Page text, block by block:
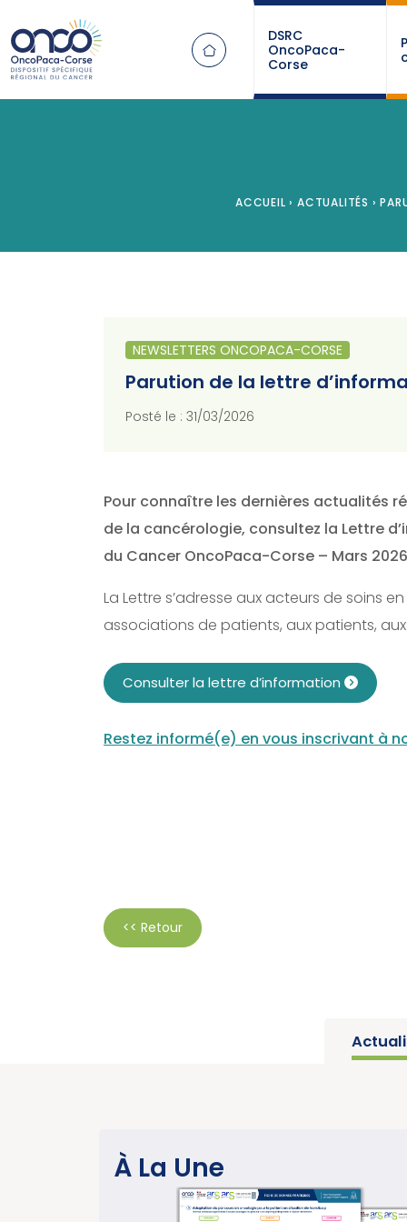
DSRC
OncoPaca-
Corse
ACCUEIL › ACTUALITÉS ›
NEWSLETTERS ONCOPACA-CORSE
Parution de la lettre
Posté le : 31/03/2026
Pour connaître les dernières actualités
de la cancérologie, consultez la Lettre
du Cancer OncoPaca-Corse – Mars
La Lettre s’adresse aux acteurs de soins
associations de patients, aux patients,
Consulter la lettre d’information
Restez informé(e) en vous inscrivant à
<< Retour
À La Une
Parution du rapport d’activité 2025 «
année charnière pour la lutte contre les
cancers » (Institut National du